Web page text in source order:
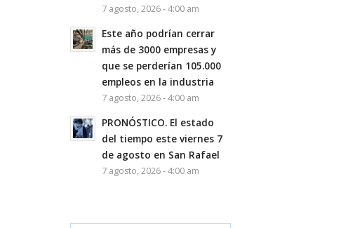
7 agosto, 2026 - 4:00 am
Este año podrían cerrar
más de 3000 empresas y
que se perderían 105.000
empleos en la industria
7 agosto, 2026 - 4:00 am
PRONÓSTICO. El estado
del tiempo este viernes 7
de agosto en San Rafael
7 agosto, 2026 - 4:00 am